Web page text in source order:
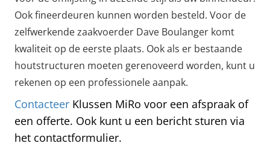
Ook fineerdeuren kunnen worden besteld. Voor de
zelfwerkende zaakvoerder Dave Boulanger komt
kwaliteit op de eerste plaats. Ook als er bestaande
houtstructuren moeten gerenoveerd worden, kunt u
rekenen op een professionele aanpak.
Contacteer Klussen MiRo voor een afspraak of
een offerte. Ook kunt u een bericht sturen via
het contactformulier.